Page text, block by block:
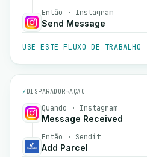
Então · Instagram
Send Message
USE ESTE FLUXO DE TRABALHO
⚡ DISPARADOR→AÇÃO
Quando · Instagram
Message Received
Então · Sendit
Add Parcel